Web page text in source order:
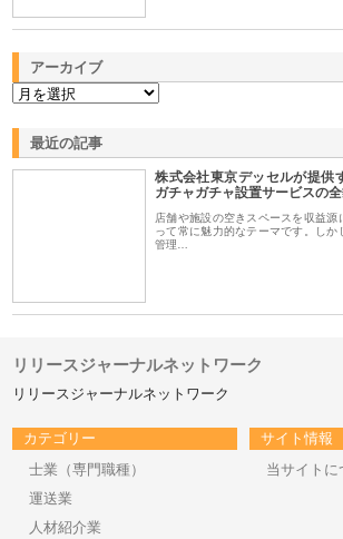
アーカイブ
最近の記事
株式会社東京デッセルが提供
ガチャガチャ設置サービスの
店舗や施設の空きスペースを収益源
って常に魅力的なテーマです。し
管理…
リリースジャーナルネットワーク
リリースジャーナルネットワーク
カテゴリー
士業（専門職種）
運送業
人材紹介業
サイト情報
当サイトに